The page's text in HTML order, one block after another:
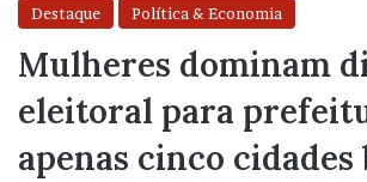
Destaque Política & Economia
Mulheres dominam
eleitoral para
apenas cinco cidades